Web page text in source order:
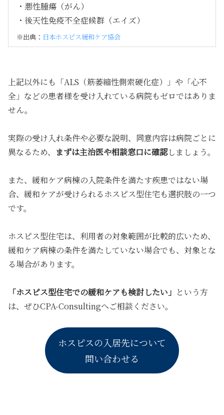
・悪性腫瘍（がん）
・後天性免疫不全症候群（エイズ）
※出典： 日本ホスピス緩和ケア協会
上記以外にも「ALS（筋萎縮性側索硬化症）」や「心不
全」などの患者様を受け入れている病院もゼロではありま
せん。
実際の受け入れ条件や必要な説明、同意内容は病院ごとに
異なるため、 まずは主治医や相談窓口に確認しましょう。
また、緩和ケア病棟の入院条件を満たす疾患ではない場
合、緩和ケアが受けられるホスピス型住宅も選択肢の一つ
です。
ホスピス型住宅は、利用者の対象範囲が比較的広いため、
緩和ケア病棟の条件を満たしていない場合でも、対象とな
る場合があります。
「ホスピス型住宅での緩和ケアも検討したい」 という方
は、ぜひCPA-Consultingへご相談ください。
ホスピスの入居先について
問い合わせる